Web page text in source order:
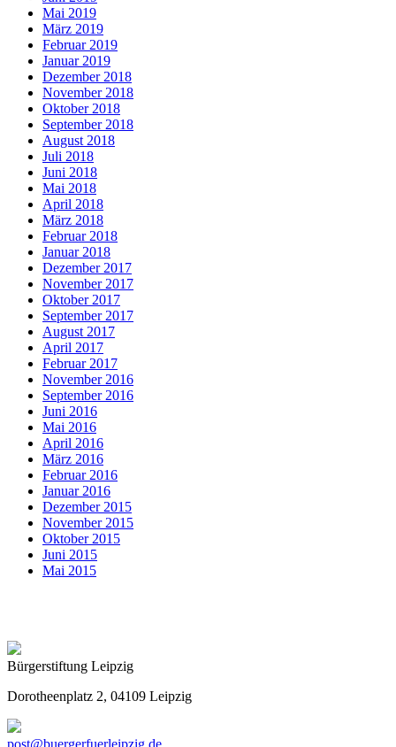
Mai 2019
März 2019
Februar 2019
Januar 2019
Dezember 2018
November 2018
Oktober 2018
September 2018
August 2018
Juli 2018
Juni 2018
Mai 2018
April 2018
März 2018
Februar 2018
Januar 2018
Dezember 2017
November 2017
Oktober 2017
September 2017
August 2017
April 2017
Februar 2017
November 2016
September 2016
Juni 2016
Mai 2016
April 2016
März 2016
Februar 2016
Januar 2016
Dezember 2015
November 2015
Oktober 2015
Juni 2015
Mai 2015
Bürgerstiftung Leipzig
Dorotheenplatz 2, 04109 Leipzig